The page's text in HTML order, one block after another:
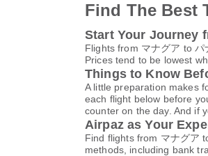
Find The Best
Start Your Journey
Flights from マナグア to
Prices tend to be lowest
Things to Know
A little preparation makes
each flight below before
counter on the day. And if
Airpaz as Your
Find flights from マナグア
methods, including bank